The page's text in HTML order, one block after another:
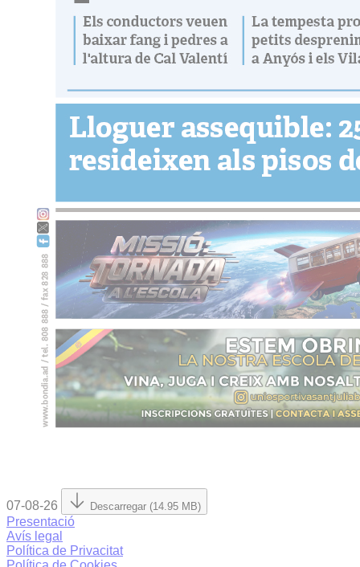
07-08-26 Descarregar (14.95 MB)
Presentació
Avís legal
Política de Privacitat